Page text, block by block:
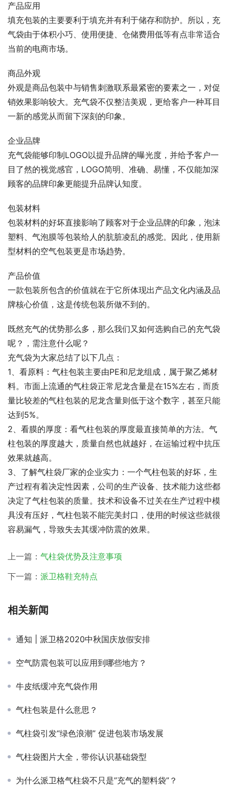
产品应用
填充包装的主要要利于填充并有利于储存和防护。所以，充
气袋由于体积小巧、使用便捷、仓储费用低等有点非常适合
当前的电商市场。
商品外观
外观是商品包装中与销售刺激联系最紧密的要素之一，对促
销效果影响较大。充气袋不仅整洁美观，更给客户一种耳目
一新的感觉从而留下深刻的印象。
企业品牌
充气袋能够印制LOGO以提升品牌的曝光度，并给予客户一
目了然的视觉感官，LOGO简明、准确、易懂，不仅能加深
顾客的品牌印象更能提升品牌认知度。
包装材料
包装材料的好坏直接影响了顾客对于企业品牌的印象，泡沫
塑料、气泡膜等包装给人的肮脏凌乱的感觉。因此，使用新
型材料的空气包装更是市场趋势。
产品价值
一款包装所包含的价值就在于它所体现出产品文化内涵及品
牌核心价值，这是传统包装所做不到的。
既然充气的优势那么多，那么我们又如何选购自己的充气袋
呢？，需注意什么呢？
充气袋为大家总结了以下几点：
1、看原料：气柱包装主要由PE和尼龙组成，属于聚乙烯材
料。市面上流通的气柱袋正常尼龙含量是在15%左右，而质
量比较差的气柱包装的尼龙含量则低于这个数字，甚至只能
达到5%。
2、看膜的厚度：看气柱包装的厚度最直接简单的方法。气
柱包装的厚度越大，质量自然也就越好，在运输过程中抗压
效果就越高。
3、了解气柱袋厂家的企业实力：一个气柱包装的好坏，生
产过程有着决定性因素，公司的生产设备、技术能力这些都
决定了气柱包装的质量。技术和设备不过关在生产过程中模
具没有压好，气柱包装不能完美封口，使用的时候这些就很
容易漏气，导致失去其缓冲防震的效果。
上一篇： 气柱袋优势及注意事项
下一篇： 派卫格鞋充特点
相关新闻
通知 | 派卫格2020中秋国庆放假安排
空气防震包装可以应用到哪些地方？
牛皮纸缓冲充气袋作用
气柱包装是什么意思？
气柱袋引发“绿色浪潮” 促进包装市场发展
气柱袋图片大全，带你认识基础袋型
为什么派卫格气柱袋不只是”充气的塑料袋”？